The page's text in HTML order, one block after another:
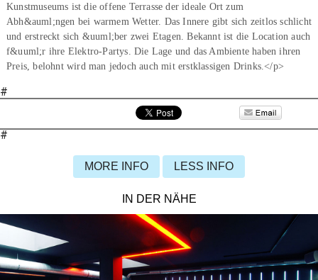
Kunstmuseums ist die offene Terrasse der ideale Ort zum
Abh&auml;ngen bei warmem Wetter. Das Innere gibt sich zeitlos schlicht
und erstreckt sich &uuml;ber zwei Etagen. Bekannt ist die Location auch
f&uuml;r ihre Elektro-Partys. Die Lage und das Ambiente haben ihren
Preis, belohnt wird man jedoch auch mit erstklassigen Drinks.</p>
#
#
MORE INFO LESS INFO
IN DER NÄHE